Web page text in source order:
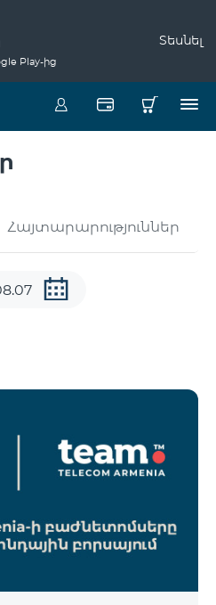
Play-ից
Տեսնել
Հայտարարություններ